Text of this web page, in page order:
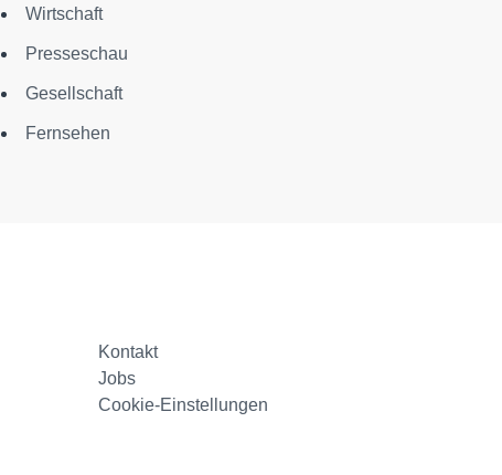
Wirtschaft
Presseschau
Gesellschaft
Fernsehen
Kontakt
Jobs
Cookie-Einstellungen